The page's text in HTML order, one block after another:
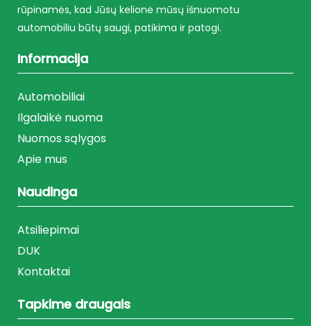
rūpinamės, kad Jūsų kelionė mūsų išnuomotu
automobiliu būtų saugi, patikima ir patogi.
Informacija
Automobiliai
Ilgalaikė nuoma
Nuomos sąlygos
Apie mus
Naudinga
Atsiliepimai
DUK
Kontaktai
Tapkime draugais